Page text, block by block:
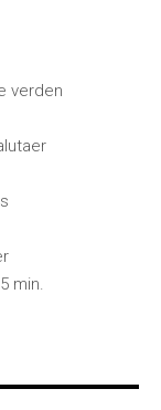
verden
min.